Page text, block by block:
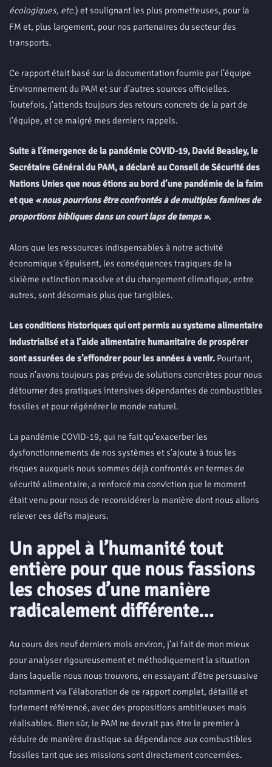
écologiques, etc.) et soulignant les plus prometteuses, pour la
FM et, plus largement, pour nos partenaires du secteur des
transports.
Ce rapport était basé sur la documentation fournie par l’équipe
Environnement du PAM et sur d’autres sources officielles.
Toutefois, j’attends toujours des retours concrets de la part de
l’équipe, et ce malgré mes derniers rappels.
Suite à l’émergence de la pandémie COVID-19, David Beasley, le
Secrétaire Général du PAM, a déclaré au Conseil de Sécurité des
Nations Unies que nous étions au bord d’une pandémie de la faim
et que « nous pourrions être confrontés à de multiples famines de
proportions bibliques dans un court laps de temps ».
Alors que les ressources indispensables à notre activité
économique s’épuisent, les conséquences tragiques de la
sixième extinction massive et du changement climatique, entre
autres, sont désormais plus que tangibles.
Les conditions historiques qui ont permis au système alimentaire
industrialisé et à l’aide alimentaire humanitaire de prospérer
sont assurées de s’effondrer pour les années à venir. Pourtant,
nous n’avons toujours pas prévu de solutions concrètes pour nous
détourner des pratiques intensives dépendantes de combustibles
fossiles et pour régénérer le monde naturel.
La pandémie COVID-19, qui ne fait qu’exacerber les
dysfonctionnements de nos systèmes et s’ajoute à tous les
risques auxquels nous sommes déjà confrontés en termes de
sécurité alimentaire, a renforcé ma conviction que le moment
était venu pour nous de reconsidérer la manière dont nous allons
relever ces défis majeurs.
Un appel à l’humanité tout
entière pour que nous fassions
les choses d’une manière
radicalement différente…
Au cours des neuf derniers mois environ, j’ai fait de mon mieux
pour analyser rigoureusement et méthodiquement la situation
dans laquelle nous nous trouvons, en essayant d’être persuasive
notamment via l’élaboration de ce rapport complet, détaillé et
fortement référencé, avec des propositions ambitieuses mais
réalisables. Bien sûr, le PAM ne devrait pas être le premier à
réduire de manière drastique sa dépendance aux combustibles
fossiles tant que ses missions sont directement concernées.